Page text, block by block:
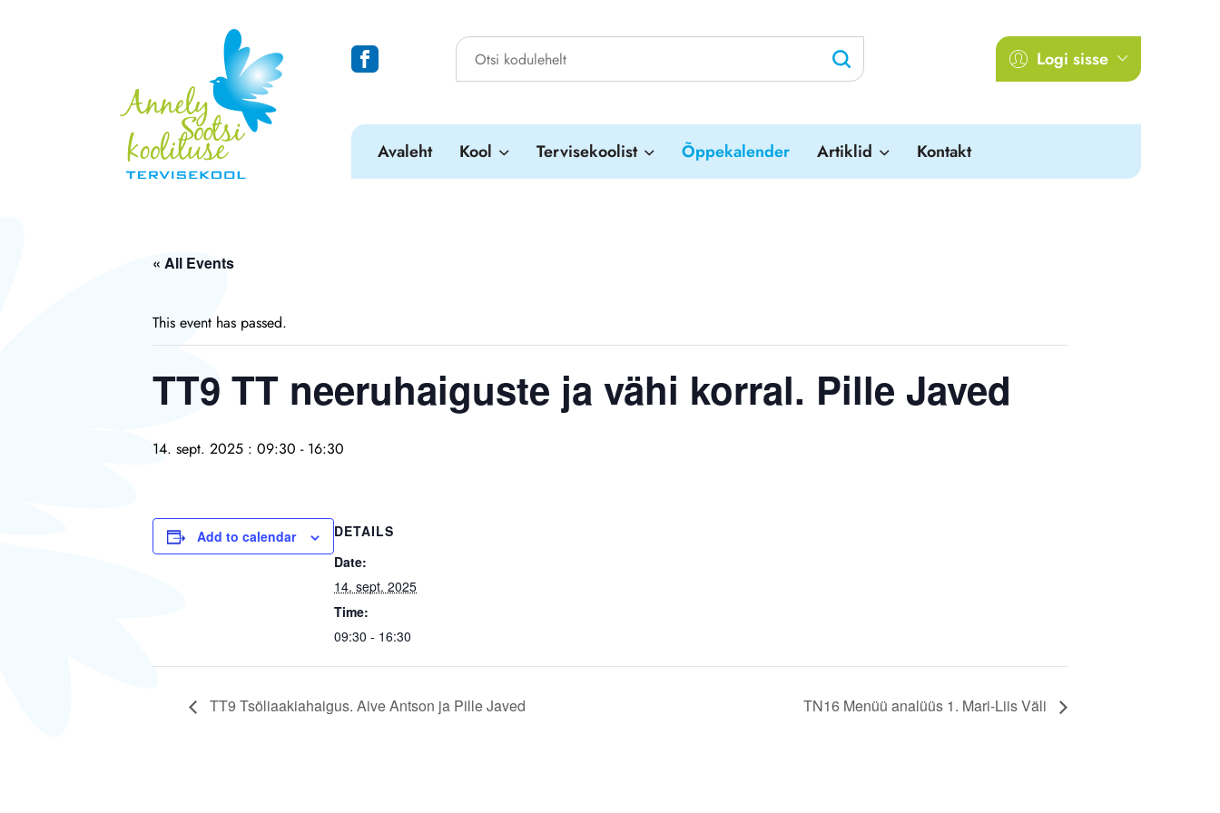
Logi sisse
Avaleht Kool Tervisekoolist Õppekalender Artiklid Kontakt
« All Events
This event has passed.
TT9 TT neeruhaiguste ja vähi korral. Pille Javed
14. sept. 2025 : 09:30 - 16:30
Add to calendar
DETAILS
Date:
14. sept. 2025
Time:
09:30 - 16:30
TT9 Tsöliaakiahaigus. Aive Antson ja Pille Javed TN16 Menüü analüüs 1. Mari-Liis Väli